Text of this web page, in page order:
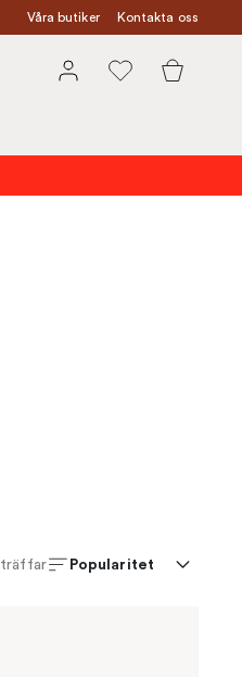
Våra butiker Kontakta oss
träffar Popularitet